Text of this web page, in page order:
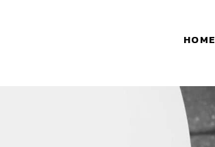
HOME